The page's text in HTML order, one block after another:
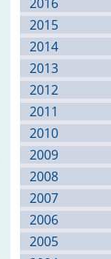
2015
2014
2013
2012
2011
2010
2009
2008
2007
2006
2005